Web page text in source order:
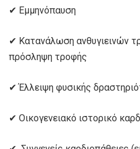
✔ Εμμηνόπαυση
✔ Κατανάλωση ανθυγιεινών
πρόσληψη τροφής
✔ Έλλειψη φυσικής
✔ Οικογενειακό ιστορικό